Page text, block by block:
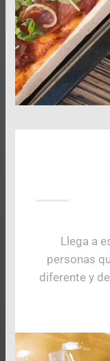
Llega a
personas
diferente y